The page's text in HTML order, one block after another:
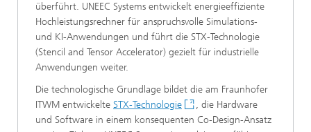
überführt. UNEEC Systems entwickelt energieeffiziente
Hochleistungsrechner für anspruchsvolle Simulations-
und KI-Anwendungen und führt die STX-Technologie
(Stencil and Tensor Accelerator) gezielt für industrielle
Anwendungen weiter.
Die technologische Grundlage bildet die am Fraunhofer
ITWM entwickelte STX-Technologie
, die Hardware
und Software in einem konsequenten Co-Design-Ansatz